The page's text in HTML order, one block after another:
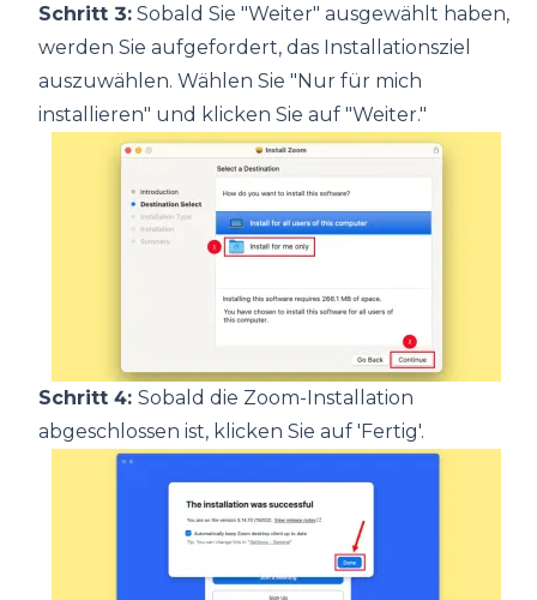
Schritt 3: Sobald Sie "Weiter" ausgewählt haben,
werden Sie aufgefordert, das Installationsziel
auszuwählen. Wählen Sie "Nur für mich
installieren" und klicken Sie auf "Weiter."
Schritt 4: Sobald die Zoom-Installation
abgeschlossen ist, klicken Sie auf 'Fertig'.